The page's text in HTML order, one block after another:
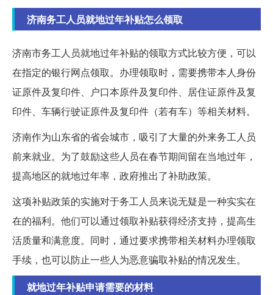
济南务工人员就地过年补贴怎么领取
济南市务工人员就地过年补贴的领取方式比较方便，可以
在指定的银行网点领取。办理领取时，需要携带本人身份
证原件及复印件、户口本原件及复印件、居住证原件及复
印件、车辆行驶证原件及复印件（若有车）等相关材料。
济南作为山东省的省会城市，吸引了大量的外来务工人员
前来就业。为了鼓励这些人员在春节期间留在当地过年，
提高地区的就地过年率，政府推出了补助政策。
这项补贴政策的实施对于务工人员来说无疑是一种实实在
在的福利。他们可以通过领取补贴获得经济支持，提高生
活质量和满意度。同时，通过要求携带相关材料办理领取
手续，也可以防止一些人为恶意骗取补贴的情况发生。
就地过年补贴申请需要的材料